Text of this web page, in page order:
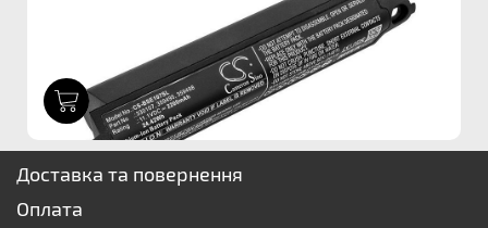
Доставка та повернення
Оплата